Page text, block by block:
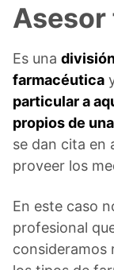
Es una
farmacéutica
particular a
propios de
se dan cita en
proveer los
En este caso
profesional
consideramos